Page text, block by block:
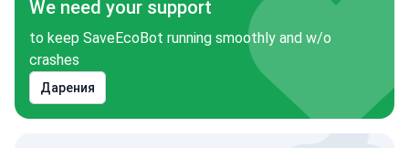
We need your support
to keep SaveEcoBot running smoothly and w/o
crashes
Дарения